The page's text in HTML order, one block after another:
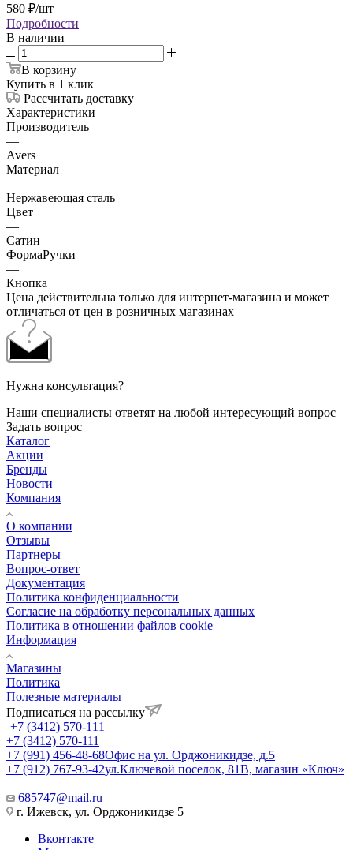
580 ₽/шт
Подробности
В наличии
В корзину
Купить в 1 клик
Рассчитать доставку
Характеристики
Производитель
—
Avers
Материал
—
Нержавеющая сталь
Цвет
—
Сатин
ФормаРучки
—
Кнопка
Цена действительна только для интернет-магазина и может
отличаться от цен в розничных магазинах
Нужна консультация?
Наши специалисты ответят на любой интересующий вопрос
Задать вопрос
Каталог
Акции
Бренды
Новости
Компания
О компании
Отзывы
Партнеры
Вопрос-ответ
Документация
Политика конфиденциальности
Согласие на обработку персональных данных
Политика в отношении файлов cookie
Информация
Магазины
Политика
Полезные материалы
Подписаться на рассылку
+7 (3412) 570-111
+7 (3412) 570-111
+7 (991) 456-48-68Офис на ул. Орджоникидзе, д.5
+7 (912) 767-93-42ул.Ключевой поселок, 81В, магазин «Ключ»
685747@mail.ru
г. Ижевск, ул. Орджоникидзе 5
Вконтакте